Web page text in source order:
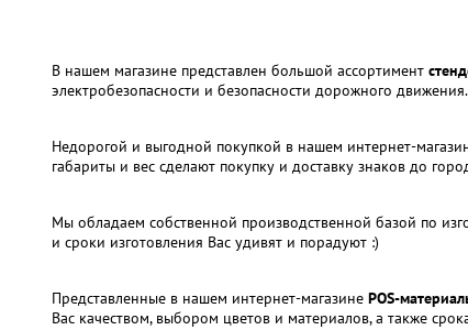
В нашем магазине представлен большой ассортимент
электробезопасности и безопасности дорожного
Недорогой и выгодной покупкой в нашем интернет-
габариты и вес сделают покупку и доставку знаков до
Мы обладаем собственной производственной базой по
и сроки изготовления Вас удивят и порадуют :)
Представленные в нашем интернет-магазине POS-
Вас качеством, выбором цветов и материалов, а также